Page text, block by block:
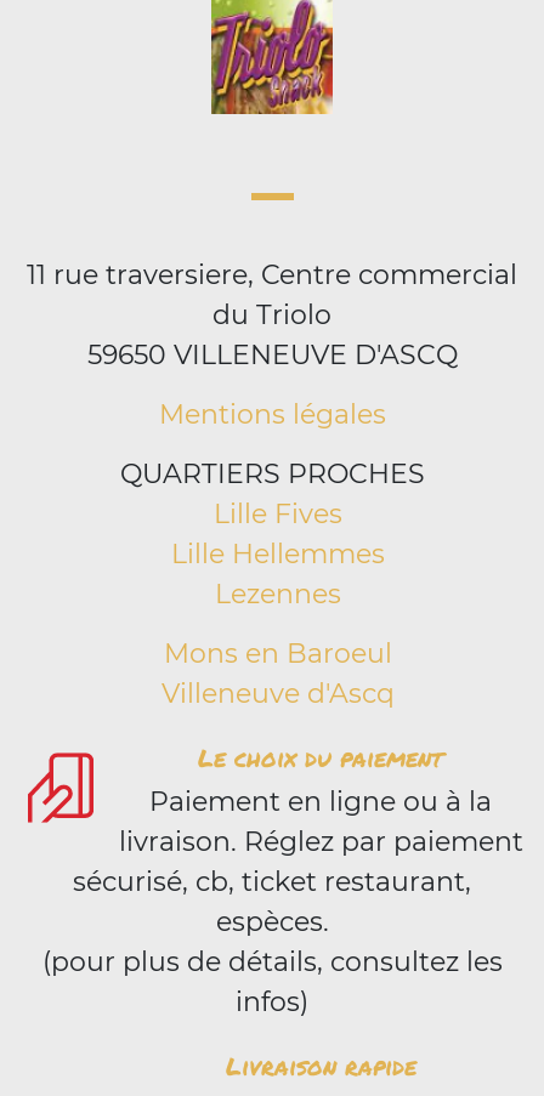
11 rue traversiere, Centre commercial
du Triolo
59650 VILLENEUVE D'ASCQ
Mentions légales
QUARTIERS PROCHES
Lille Fives
Lille Hellemmes
Lezennes
Mons en Baroeul
Villeneuve d'Ascq
Le choix du paiement
Paiement en ligne ou à la
livraison. Réglez par paiement
sécurisé, cb, ticket restaurant,
espèces.
(pour plus de détails, consultez les
infos)
Livraison rapide